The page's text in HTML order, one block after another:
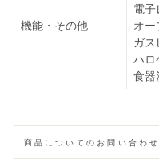
機能・その他
電子
オー
ガス
ハロ
食器
商品についてのお問い合わせ